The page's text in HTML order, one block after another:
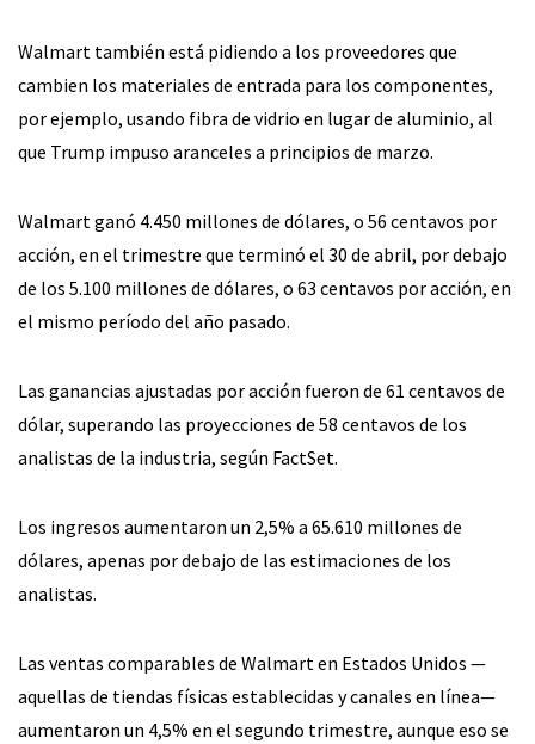
Walmart también está pidiendo a los proveedores que
cambien los materiales de entrada para los componentes,
por ejemplo, usando fibra de vidrio en lugar de aluminio, al
que Trump impuso aranceles a principios de marzo.
Walmart ganó 4.450 millones de dólares, o 56 centavos por
acción, en el trimestre que terminó el 30 de abril, por debajo
de los 5.100 millones de dólares, o 63 centavos por acción, en
el mismo período del año pasado.
Las ganancias ajustadas por acción fueron de 61 centavos de
dólar, superando las proyecciones de 58 centavos de los
analistas de la industria, según FactSet.
Los ingresos aumentaron un 2,5% a 65.610 millones de
dólares, apenas por debajo de las estimaciones de los
analistas.
Las ventas comparables de Walmart en Estados Unidos —
aquellas de tiendas físicas establecidas y canales en línea—
aumentaron un 4,5% en el segundo trimestre, aunque eso se